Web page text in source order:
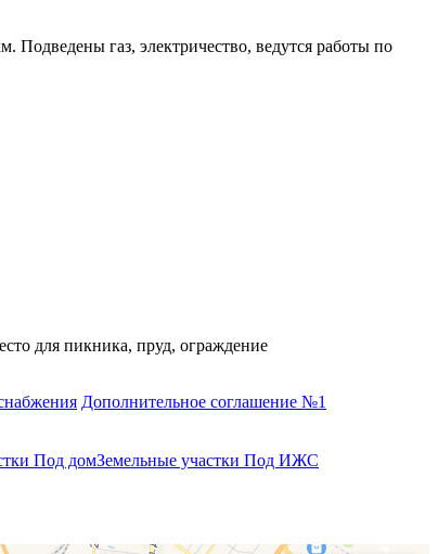
газ, электричество, ведутся работы по
для пикника, пруд, ограждение
Дополнительное соглашение №1
Под домЗемельные участки Под ИЖС